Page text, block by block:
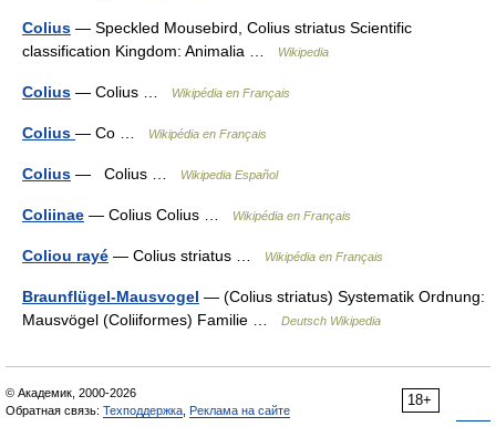
Colius — Speckled Mousebird, Colius striatus Scientific
classification Kingdom: Animalia …
Wikipedia
Colius — Colius … Wikipédia en Français
Colius — Co … Wikipédia en Français
Colius — Colius … Wikipedia Español
Coliinae — Colius Colius … Wikipédia en Français
Coliou rayé — Colius striatus … Wikipédia en Français
Braunflügel-Mausvogel — (Colius striatus) Systematik Ordnung:
Mausvögel (Coliiformes) Familie …
Deutsch Wikipedia
18+
© Академик, 2000-2026
Обратная связь: Техподдержка Реклама на сайте